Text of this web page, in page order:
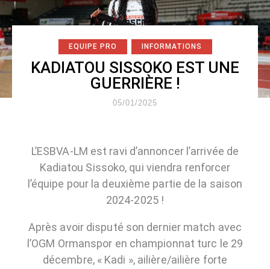
EQUIPE PRO INFORMATIONS
KADIATOU SISSOKO EST UNE
GUERRIÈRE !
05/01/2025
L’ESBVA-LM est ravi d’annoncer l’arrivée de
Kadiatou Sissoko, qui viendra renforcer
l’équipe pour la deuxième partie de la saison
2024-2025 !
Après avoir disputé son dernier match avec
l’OGM Ormanspor en championnat turc le 29
décembre, « Kadi », ailière/ailière forte